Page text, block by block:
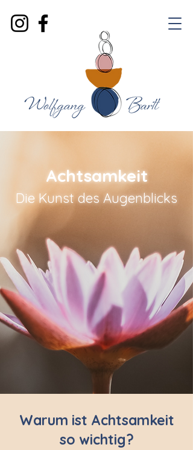
Achtsamkeit
Die Kunst des Augenblicks
Warum ist Achtsamkeit
so wichtig?